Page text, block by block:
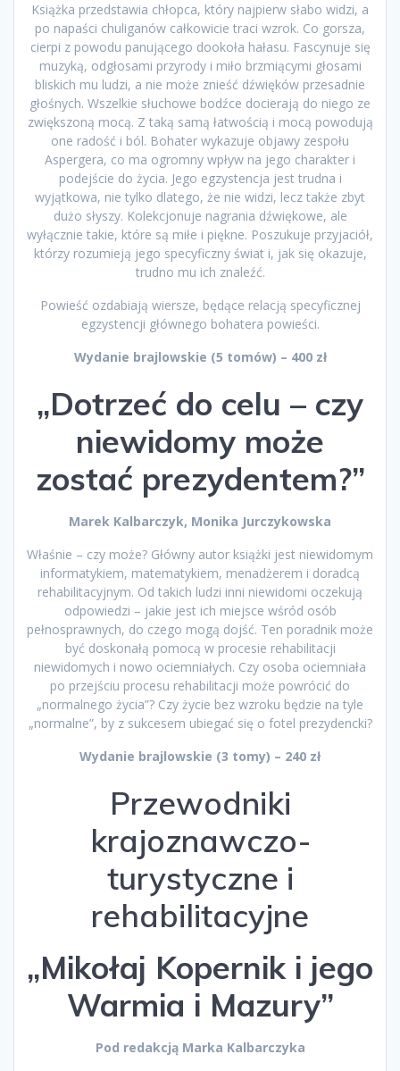
Książka przedstawia chłopca, który najpierw słabo widzi, a
po napaści chuliganów całkowicie traci wzrok. Co gorsza,
cierpi z powodu panującego dookoła hałasu. Fascynuje się
muzyką, odgłosami przyrody i miło brzmiącymi głosami
bliskich mu ludzi, a nie może znieść dźwięków przesadnie
głośnych. Wszelkie słuchowe bodźce docierają do niego ze
zwiększoną mocą. Z taką samą łatwością i mocą powodują
one radość i ból. Bohater wykazuje objawy zespołu
Aspergera, co ma ogromny wpływ na jego charakter i
podejście do życia. Jego egzystencja jest trudna i
wyjątkowa, nie tylko dlatego, że nie widzi, lecz także zbyt
dużo słyszy. Kolekcjonuje nagrania dźwiękowe, ale
wyłącznie takie, które są miłe i piękne. Poszukuje przyjaciół,
którzy rozumieją jego specyficzny świat i, jak się okazuje,
trudno mu ich znaleźć.
Powieść ozdabiają wiersze, będące relacją specyficznej
egzystencji głównego bohatera powieści.
Wydanie brajlowskie (5 tomów) – 400 zł
„Dotrzeć do celu – czy
niewidomy może
zostać prezydentem?”
Marek Kalbarczyk, Monika Jurczykowska
Właśnie – czy może? Główny autor książki jest niewidomym
informatykiem, matematykiem, menadżerem i doradcą
rehabilitacyjnym. Od takich ludzi inni niewidomi oczekują
odpowiedzi – jakie jest ich miejsce wśród osób
pełnosprawnych, do czego mogą dojść. Ten poradnik może
być doskonałą pomocą w procesie rehabilitacji
niewidomych i nowo ociemniałych. Czy osoba ociemniała
po przejściu procesu rehabilitacji może powrócić do
„normalnego życia”? Czy życie bez wzroku będzie na tyle
„normalne”, by z sukcesem ubiegać się o fotel prezydencki?
Wydanie brajlowskie (3 tomy) – 240 zł
Przewodniki
krajoznawczo-
turystyczne i
rehabilitacyjne
„Mikołaj Kopernik i jego
Warmia i Mazury”
Pod redakcją Marka Kalbarczyka